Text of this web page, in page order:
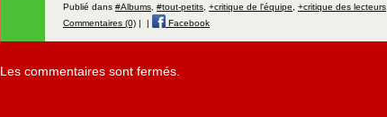
Publié dans #Albums #tout-petits +critique de l'équipe +critique des lecteurs
Commentaires (0) | | Facebook
Les commentaires sont fermés.